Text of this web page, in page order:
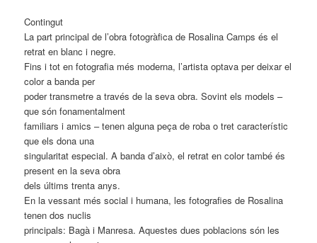
Contingut
La part principal de l’obra fotogràfica de Rosalina Camps és el
retrat en blanc i negre.
Fins i tot en fotografia més moderna, l’artista optava per deixar el
color a banda per
poder transmetre a través de la seva obra. Sovint els models –
que són fonamentalment
familiars i amics – tenen alguna peça de roba o tret característic
que els dona una
singularitat especial. A banda d’això, el retrat en color també és
present en la seva obra
dels últims trenta anys.
En la vessant més social i humana, les fotografies de Rosalina
tenen dos nuclis
principals: Bagà i Manresa. Aquestes dues poblacions són les